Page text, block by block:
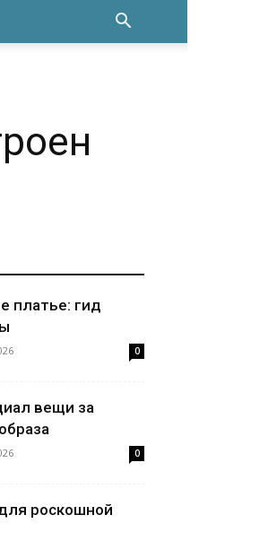
платье: гид
0
вещи за
0
роскошной